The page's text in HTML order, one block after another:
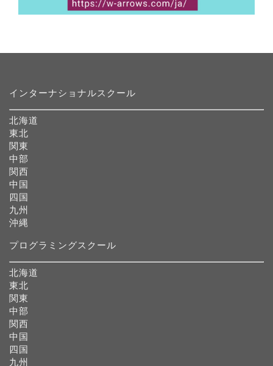
インターナショナルスクール
北海道
東北
関東
中部
関西
中国
四国
九州
沖縄
プログラミングスクール
北海道
東北
関東
中部
関西
中国
四国
九州